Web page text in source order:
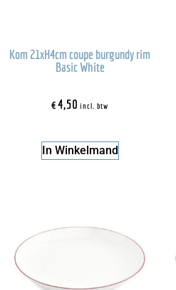
Kom 21xH4cm coupe burgundy rim
Basic White
€4,50 incl. btw
In Winkelmand